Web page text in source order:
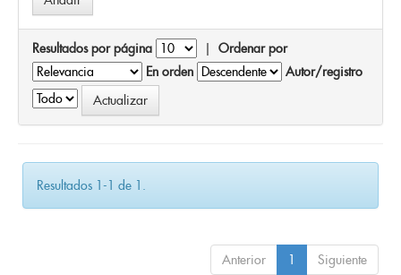
Resultados por página | Ordenar por
En orden
Autor/registro
Resultados 1-1 de 1.
Anterior 1 Siguiente